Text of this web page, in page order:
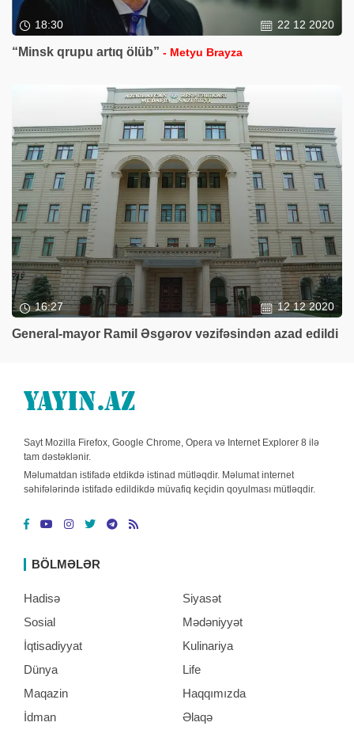
18:30 22 12 2020
“Minsk qrupu artıq ölüb” - Metyu Brayza
16:27 12 12 2020
General-mayor Ramil Əsgərov vəzifəsindən azad edildi
Sayt Mozilla Firefox, Google Chrome, Opera və Internet Explorer 8 ilə
tam dəstəklənir.
Məlumatdan istifadə etdikdə istinad mütləqdir. Məlumat internet
səhifələrində istifadə edildikdə müvafiq keçidin qoyulması mütləqdir.
BÖLMƏLƏR
Hadisə
Sosial
İqtisadiyyat
Dünya
Maqazin
İdman
Siyasət
Mədəniyyət
Kulinariya
Life
Haqqımızda
Əlaqə